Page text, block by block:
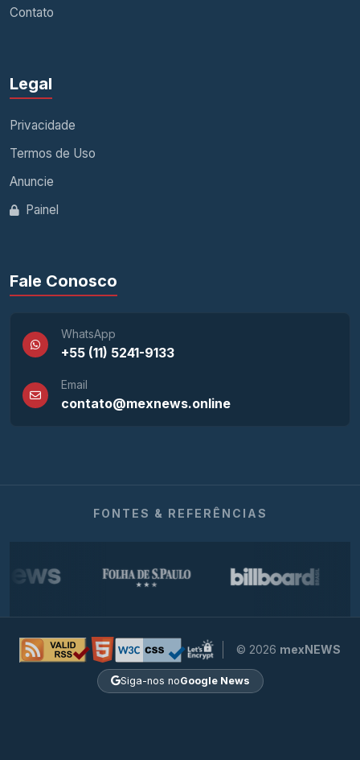
Contato
Legal
Privacidade
Termos de Uso
Anuncie
Painel
Fale Conosco
WhatsApp
+55 (11) 5241-9133
Email
contato@mexnews.online
FONTES & REFERÊNCIAS
© 2026 mexNEWS
Siga-nos noGoogle News